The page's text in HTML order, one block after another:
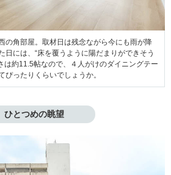
の角部屋。取材日は残念ながら今にも雨が降
日には、“床を覆うように陽だまりができそう
は約11.5帖なので、４人がけのダイニングテー
ぴったりくらいでしょうか。
ひとつめの眺望